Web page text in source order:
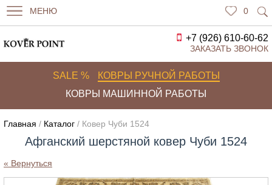
МЕНЮ 0
+7 (926) 610-60-62
ЗАКАЗАТЬ ЗВОНОК
SALE %
КОВРЫ РУЧНОЙ РАБОТЫ
КОВРЫ МАШИННОЙ РАБОТЫ
Главная / Каталог/ Ковер Чуби 1524
Афганский шерстяной ковер Чуби 1524
« Вернуться